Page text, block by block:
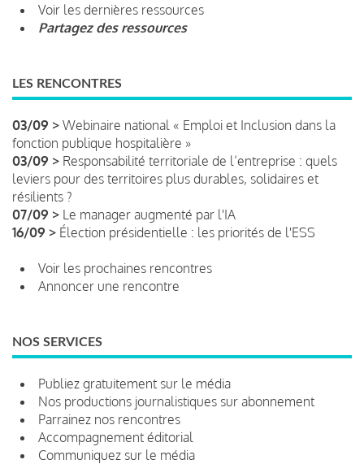
Voir les dernières ressources
Partagez des ressources
LES RENCONTRES
03/09 > Webinaire national « Emploi et Inclusion dans la
fonction publique hospitalière »
03/09 > Responsabilité territoriale de l’entreprise : quels
leviers pour des territoires plus durables, solidaires et
résilients ?
07/09 > Le manager augmenté par l'IA
16/09 > Élection présidentielle : les priorités de l'ESS
Voir les prochaines rencontres
Annoncer une rencontre
NOS SERVICES
Publiez gratuitement sur le média
Nos productions journalistiques sur abonnement
Parrainez nos rencontres
Accompagnement éditorial
Communiquez sur le média